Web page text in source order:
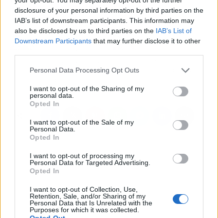
disclosure of your personal information by third parties on the
IAB’s list of downstream participants. This information may
also be disclosed by us to third parties on the IAB’s List of
Downstream Participants that may further disclose it to other
Personal Data Processing Opt Outs
I want to opt-out of the Sharing of my
personal data.
Opted In
I want to opt-out of the Sale of my
Personal Data.
Opted In
I want to opt-out of processing my
Personal Data for Targeted Advertising.
Opted In
I want to opt-out of Collection, Use,
Retention, Sale, and/or Sharing of my
Personal Data that Is Unrelated with the
Purposes for which it was collected.
Artículo anterior
Health Net Connections
que simplifica el análisis
Artículo siguiente
El Servicio técnico Bosch
cualquier momento